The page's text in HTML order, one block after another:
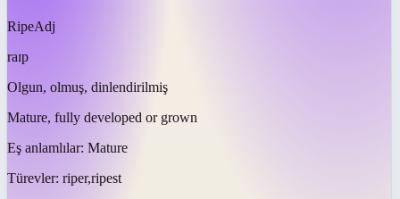
RipeAdj
raɪp
Olgun, olmuş, dinlendirilmiş
Mature, fully developed or grown
Eş anlamlılar: Mature
Türevler: riper,ripest